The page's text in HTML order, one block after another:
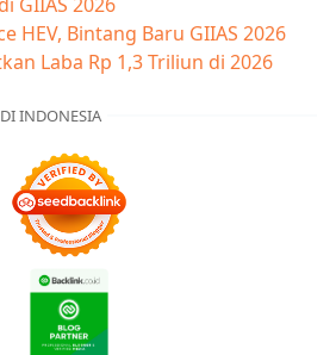
HEV, Bintang Baru GIIAS 2026
Laba Rp 1,3 Triliun di 2026
INDONESIA